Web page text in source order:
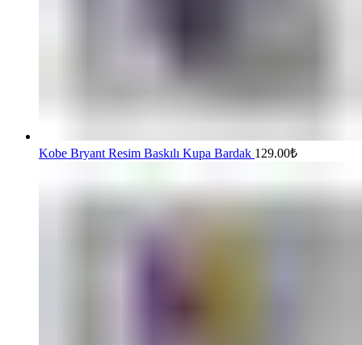
Kobe Bryant Resim Baskılı Kupa Bardak 129.00₺